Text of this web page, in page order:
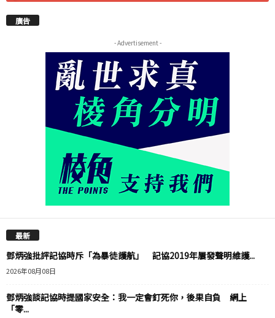
廣告
- Advertisement -
最新
鄧炳強批評記協時斥「為暴徒護航」 記協2019年屢發聲明維護...
2026年08月08日
鄧炳強談記協時提國家安全：我一定會釘死你，後果自負 網上
「零...